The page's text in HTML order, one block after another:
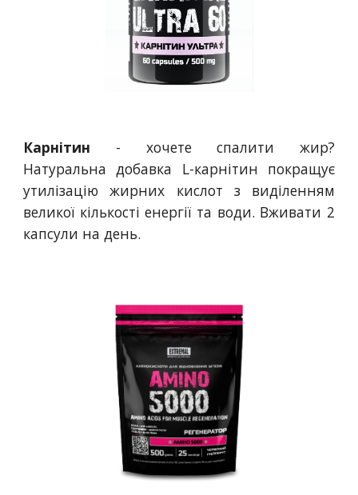
Карнітин - хочете спалити жир?
Натуральна добавка L-карнітин покращує
утилізацію жирних кислот з виділенням
великої кількості енергії та води. Вживати 2
капсули на день.